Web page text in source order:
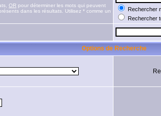
OR pour déterminer les mots qui peuvent
dans les résultats. Utilisez * comme un
Rechercher
Rechercher
Options de Recherche